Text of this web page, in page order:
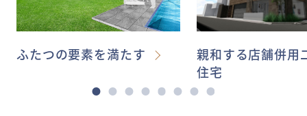
ふたつの要素を満たす
親和する店舗併用
住宅